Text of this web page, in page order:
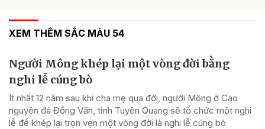
XEM THÊM SẮC MÀU 54
Người Mông khép lại một vòng đời bằng
nghi lễ cúng bò
Ít nhất 12 năm sau khi cha mẹ qua đời, người Mông ở Cao
nguyên đá Đồng Văn, tỉnh Tuyên Quang sẽ tổ chức một nghi
lễ để khép lại trọn vẹn một vòng đời là nghi lễ cúng bò